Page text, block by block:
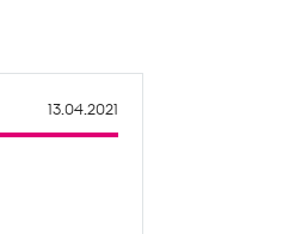
13.04.2021